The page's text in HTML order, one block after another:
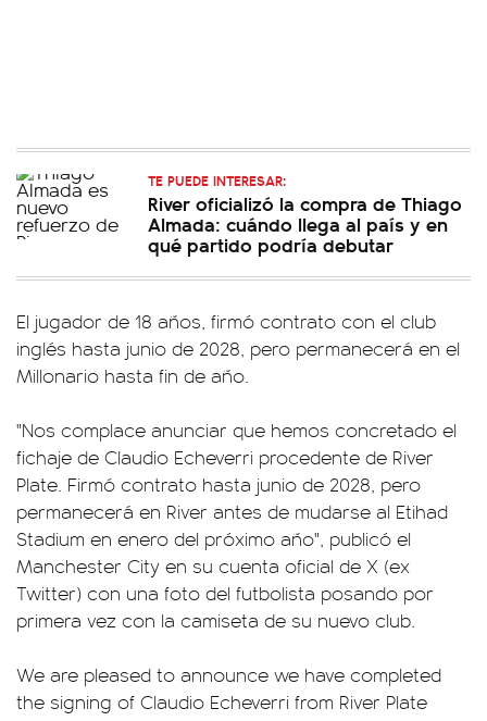
TE PUEDE INTERESAR:
River oficializó la compra de Thiago
Almada: cuándo llega al país y en
qué partido podría debutar
El jugador de 18 años, firmó contrato con el club
inglés hasta junio de 2028, pero permanecerá en el
Millonario hasta fin de año.
"Nos complace anunciar que hemos concretado el
fichaje de Claudio Echeverri procedente de River
Plate. Firmó contrato hasta junio de 2028, pero
permanecerá en River antes de mudarse al Etihad
Stadium en enero del próximo año", publicó el
Manchester City en su cuenta oficial de X (ex
Twitter) con una foto del futbolista posando por
primera vez con la camiseta de su nuevo club.
We are pleased to announce we have completed
the signing of Claudio Echeverri from River Plate